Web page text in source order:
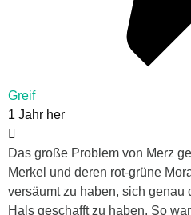
Greif
1 Jahr her
Das große Problem von Merz
Merkel und deren rot-grüne
versäumt zu haben, sich genau
Hals geschafft zu haben. So